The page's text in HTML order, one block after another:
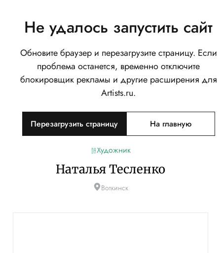
Не удалось запустить сайт
Обновите браузер и перезагрузите страницу. Если
проблема останется, временно отключите
блокировщик рекламы и другие расширения для
Artists.ru.
Перезагрузить страницу На главную
Художник
Наталья Тесленко
Воткинск